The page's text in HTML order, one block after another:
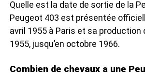
Quelle est la date de sortie de la
Peugeot 403 est présentée
avril 1955 à Paris et sa production
1955, jusqu’en octobre 1966.
Combien de chevaux a une